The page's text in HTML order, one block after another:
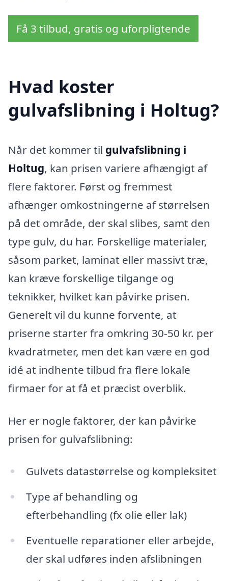
Få 3 tilbud, gratis og uforpligtende
Hvad koster
gulvafslibning i Holtug?
Når det kommer til gulvafslibning i
Holtug, kan prisen variere afhængigt af
flere faktorer. Først og fremmest
afhænger omkostningerne af størrelsen
på det område, der skal slibes, samt den
type gulv, du har. Forskellige materialer,
såsom parket, laminat eller massivt træ,
kan kræve forskellige tilgange og
teknikker, hvilket kan påvirke prisen.
Generelt vil du kunne forvente, at
priserne starter fra omkring 30-50 kr. per
kvadratmeter, men det kan være en god
idé at indhente tilbud fra flere lokale
firmaer for at få et præcist overblik.
Her er nogle faktorer, der kan påvirke
prisen for gulvafslibning:
Gulvets datastørrelse og kompleksitet
Type af behandling og
efterbehandling (fx olie eller lak)
Eventuelle reparationer eller arbejde,
der skal udføres inden afslibningen